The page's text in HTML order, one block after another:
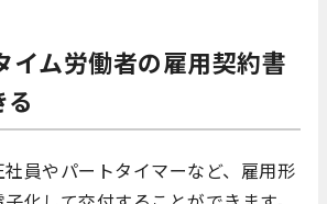
イム労働者の雇用契約書
員やパートタイマーなど、雇用形